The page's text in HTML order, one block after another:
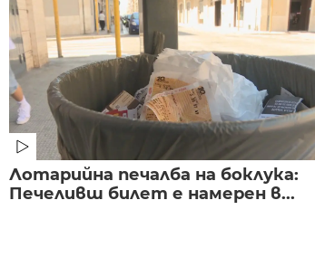
Лотарийна печалба на боклука:
Печеливш билет е намерен в...